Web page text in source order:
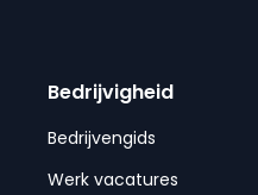
Bedrijvigheid
Bedrijvengids
Werk vacatures